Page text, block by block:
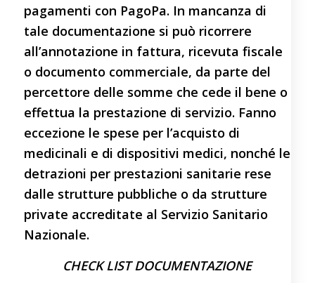
pagamenti con PagoPa. In mancanza di
tale documentazione si può ricorrere
all’annotazione in fattura, ricevuta fiscale
o documento commerciale, da parte del
percettore delle somme che cede il bene o
effettua la prestazione di servizio. Fanno
eccezione le spese per l’acquisto di
medicinali e di dispositivi medici, nonché le
detrazioni per prestazioni sanitarie rese
dalle strutture pubbliche o da strutture
private accreditate al Servizio Sanitario
Nazionale.
CHECK LIST DOCUMENTAZIONE